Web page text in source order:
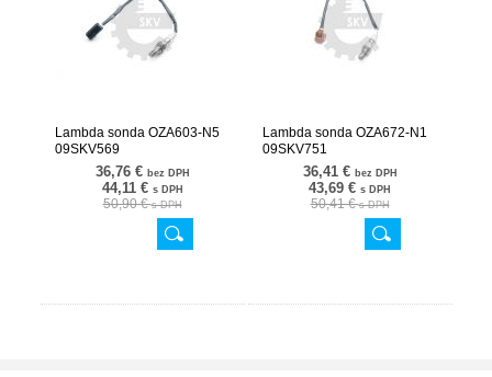
Lambda sonda OZA603-N5
09SKV569
36,76 € bez DPH
44,11 € s DPH
50,90 €s DPH
Lambda sonda OZA672-N1
09SKV751
36,41 € bez DPH
43,69 € s DPH
50,41 €s DPH